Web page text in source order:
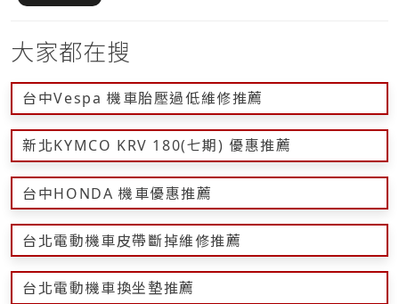
大家都在搜
台中Vespa 機車胎壓過低維修推薦
新北KYMCO KRV 180(七期) 優惠推薦
台中HONDA 機車優惠推薦
台北電動機車皮帶斷掉維修推薦
台北電動機車換坐墊推薦